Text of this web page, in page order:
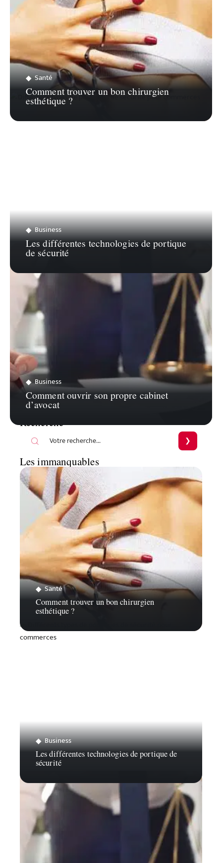
Santé
Comment trouver un bon chirurgien
esthétique ?
Business
Les différentes technologies de portique
de sécurité
Business
Comment ouvrir son propre cabinet
d’avocat
Recherche
Les immanquables
Santé
Comment trouver un bon chirurgien
esthétique ?
Business
Les différentes technologies de portique de
sécurité